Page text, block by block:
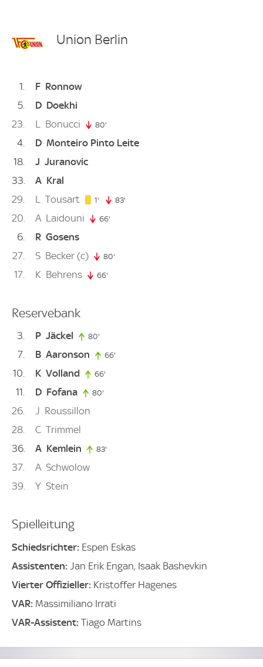
Union Berlin
1 F Ronnow
5
D Doekhi
23
L Bonucci 80'
4 D Monteiro Pinto Leite
18
J Juranovic
33
A Kral
29
L Tousart 1' 1. minute
83'
20 A Laidouni 66'
6 R Gosens
27
S Becker (c) 80'
17 K Behrens 66'
Reservebank
3 P Jäckel 80'
7 B Aaronson 66'
10 K Volland 66'
11 D Fofana 80'
26 J Roussillon
28
C Trimmel
36
A Kemlein 83'
37 A Schwolow
39
Y Stein
Spielleitung
Schiedsrichter: Espen Eskas
Assistenten: Jan Erik Engan, Isaak Bashevkin
Vierter Offizieller: Kristoffer Hagenes
VAR: Massimiliano Irrati
VAR-Assistent: Tiago Martins